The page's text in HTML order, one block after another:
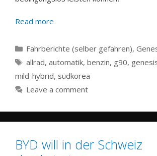
Read more
Categories
Fahrberichte (selber gefahren),
Tags
allrad, automatik, benzin, g90,
mild-hybrid, südkorea
Leave a comment
BYD will in der Schweiz